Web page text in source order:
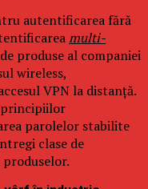
autentificarea fără
multi-
produse al companiei
wireless,
VPN la distanță.
principiilor
parolelor stabilite
clase de